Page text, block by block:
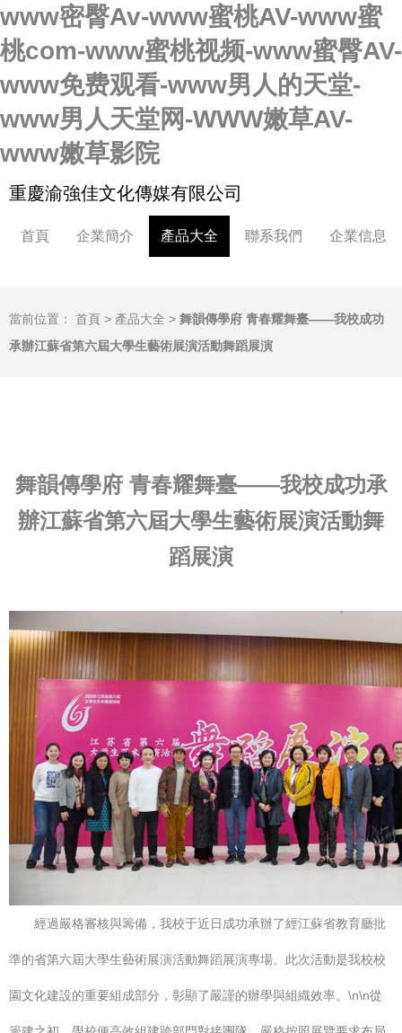
www密臀Av-www蜜桃AV-www蜜
桃com-www蜜桃视频-www蜜臀AV-
www免费观看-www男人的天堂-
www男人天堂网-WWW嫩草AV-
www嫩草影院
重慶渝強佳文化傳媒有限公司
首頁 企業簡介 產品大全 聯系我們 企業信息
當前位置： 首頁 > 產品大全 > 舞韻傳學府 青春耀舞臺——我校成功
承辦江蘇省第六屆大學生藝術展演活動舞蹈展演
舞韻傳學府 青春耀舞臺——我校成功承
辦江蘇省第六屆大學生藝術展演活動舞
蹈展演
經過嚴格審核與籌備，我校于近日成功承辦了經江蘇省教育廳批
準的省第六屆大學生藝術展演活動舞蹈展演專場。此次活動是我校校
園文化建設的重要組成部分，彰顯了嚴謹的辦學與組織效率。\n\n從